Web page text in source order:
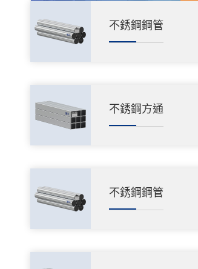
不銹鋼鋼管
不銹鋼方通
不銹鋼鋼管